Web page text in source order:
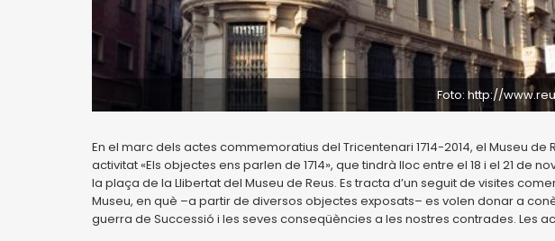
Foto: http://
En el marc dels actes commemoratius del Tricentenari 1714-2014, el Museu
activitat «Els objectes ens parlen de 1714», que tindrà lloc entre el 18 i el 21 de
la plaça de la Llibertat del Museu de Reus. Es tracta d’un seguit de visites
Museu, en què –a partir de diversos objectes exposats– es volen donar a
guerra de Successió i les seves conseqüències a les nostres contrades. Les